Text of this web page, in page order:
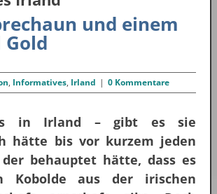
und einem
, Informatives, Irland | 0 Kommentare
in Irland – gibt es sie
hätte bis vor kurzem jeden
der behauptet hätte, dass es
Kobolde aus der irischen